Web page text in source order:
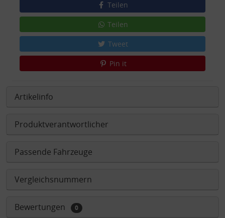
Teilen
Teilen
Tweet
Pin it
Artikelinfo
Produktverantwortlicher
Passende Fahrzeuge
Vergleichsnummern
Bewertungen 0